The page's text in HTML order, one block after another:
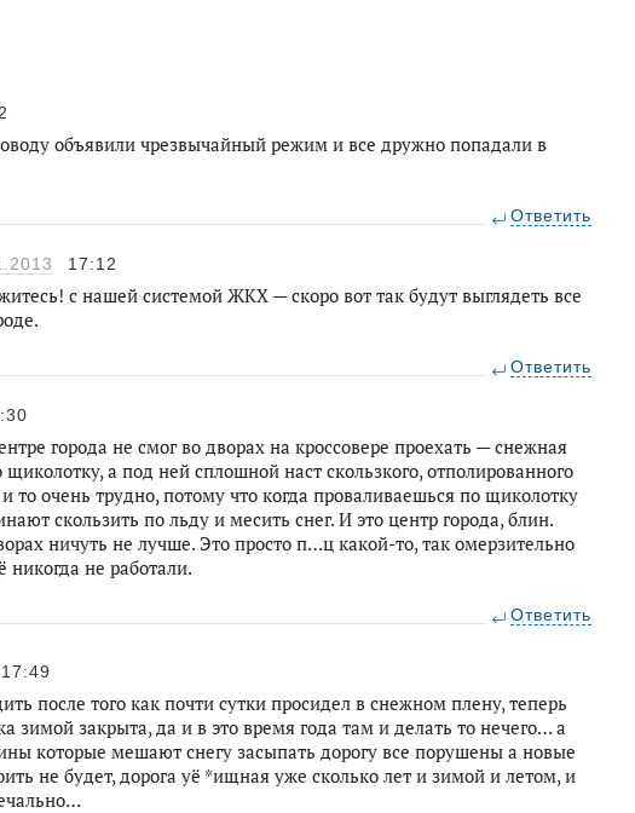
объявили чрезвычайный режим и все дружно попадали в
Ответить
17:12
с нашей системой ЖКХ — скоро вот так будут выглядеть все
Ответить
города не смог во дворах на кроссовере проехать — снежная
а под ней сплошной наст скользкого, отполированного
то очень трудно, потому что когда проваливаешься по щиколотку
скользить по льду и месить снег. И это центр города, блин.
ничуть не лучше. Это просто п…ц какой-то, так омерзительно
не работали.
Ответить
17:49
после того как почти сутки просидел в снежном плену, теперь
зимой закрыта, да и в это время года там и делать то нечего… а
которые мешают снегу засыпать дорогу все порушены а новые
не будет, дорога уё *ищная уже сколько лет и зимой и летом, и